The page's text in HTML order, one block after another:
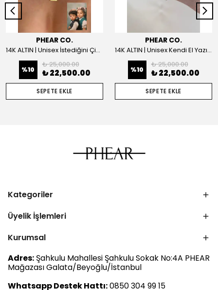
PHEAR CO.
14K ALTIN | Unisex İstediğini Çizdir Kolye
%10
₺ 25,000.00
₺ 22,500.00
SEPETE EKLE
PHEAR CO.
14K ALTIN | Unisex Kendi El Yazın ile İstediğini Yazdır Plaka Kolye
%10
₺ 25,000.00
₺ 22,500.00
SEPETE EKLE
Kategoriler
Üyelik İşlemleri
Kurumsal
Adres: Şahkulu Mahallesi Şahkulu Sokak No:4A PHEAR
Mağazası Galata/Beyoğlu/İstanbul
Whatsapp Destek Hattı:0850 304 99 15